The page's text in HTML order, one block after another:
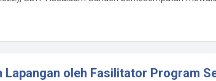
Lapangan oleh Fasilitator Program